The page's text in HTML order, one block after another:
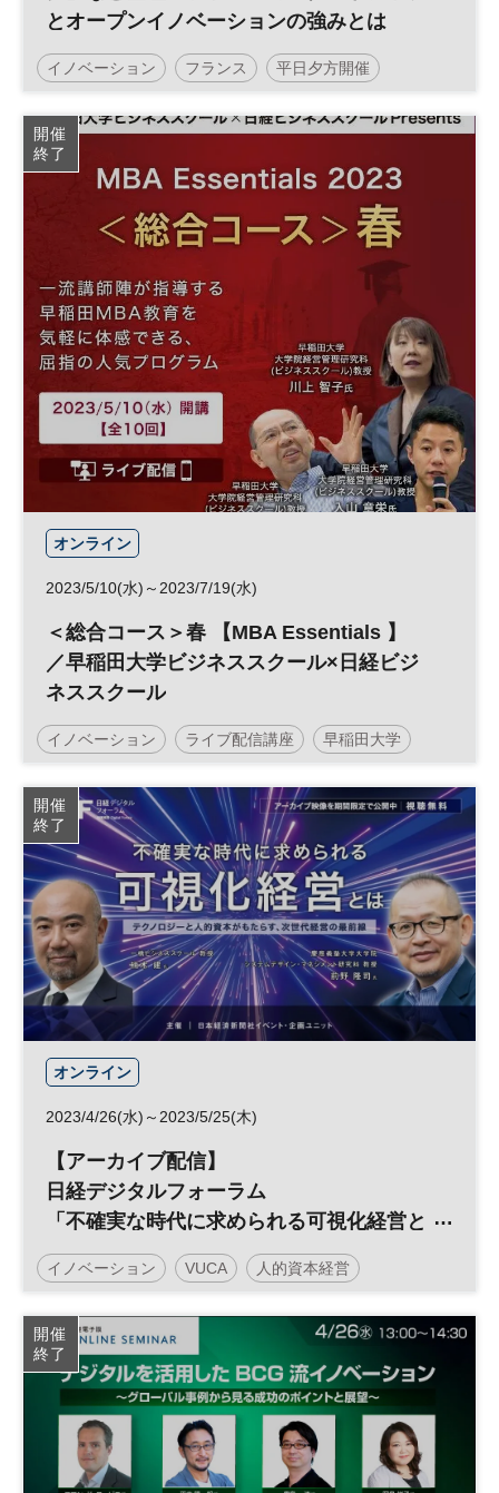
とオープンイノベーションの強みとは
イノベーション フランス 平日夕方開催
日経イノベーション・ミートアップ
デジタルトランスフォーメーション テクノロジー
スタートアップ フレンチテック デジタル
開催
終了
オンライン
2023/5/10(水)～2023/7/19(水)
＜総合コース＞春 【MBA Essentials 】
／早稲田大学ビジネススクール×日経ビジ
ネススクール
イノベーション ライブ配信講座 早稲田大学
経営戦略 リーダーシップ マーケティング
日経ビジネススクール MBA 企業経営
開催
終了
オンライン
2023/4/26(水)～2023/5/25(木)
【アーカイブ配信】
日経デジタルフォーラム
「不確実な時代に求められる可視化経営と
は」
イノベーション VUCA 人的資本経営
日経デジタルフォーラム
デジタルトランスフォーメーション DX 参加無料
開催
終了